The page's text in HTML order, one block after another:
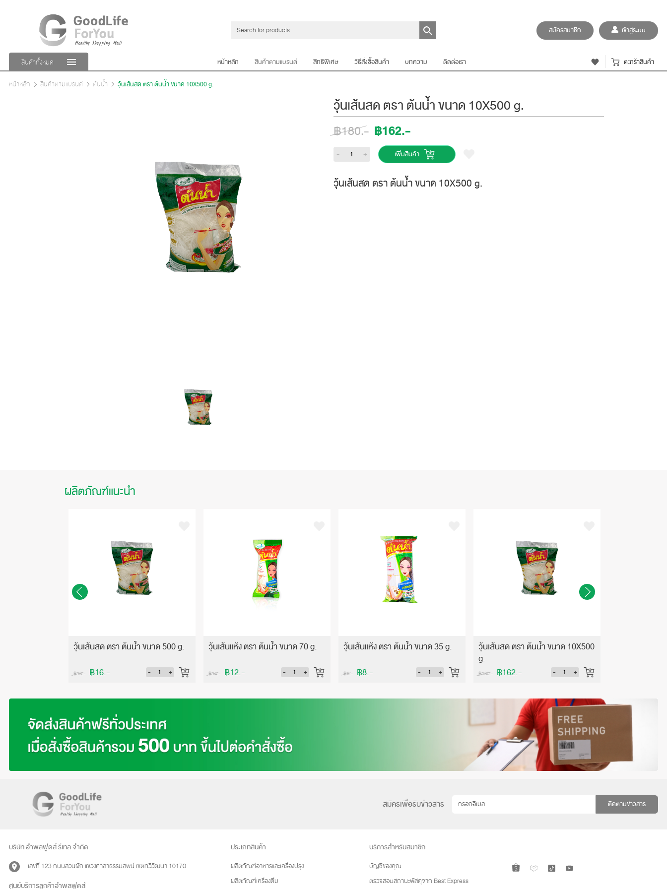
สมัครสมาชิก เข้าสู่ระบบ
สินค้าทั้งหมด หน้าหลัก สินค้าตามแบรนด์ สิทธิพิเศษ วิธีสั่งซื้อสินค้า บทความ ติดต่อเรา ตะกร้าสินค้า
หน้าหลัก สินค้าตามแบรนด์ ต้นน้ำ วุ้นเส้นสด ตรา ต้นน้ำ ขนาด 10X500 g.
วุ้นเส้นสด ตรา ต้นน้ำ ขนาด 10X500 g.
฿180.- ฿162.-
- + เพิ่มสินค้า
วุ้นเส้นสด ตรา ต้นน้ำ ขนาด 10X500 g.
ผลิตภัณฑ์แนะนำ
วุ้นเส้นสด ตรา ต้นน้ำ ขนาด 500 g.
฿18.- ฿16.- - +
วุ้นเส้นแห้ง ตรา ต้นน้ำ ขนาด 70 g.
฿14.- ฿12.- - +
วุ้นเส้นแห้ง ตรา ต้นน้ำ ขนาด 35 g.
฿9.- ฿8.- - +
วุ้นเส้นสด ตรา ต้นน้ำ ขนาด 10X500
g.
฿180.- ฿162.- - +
สมัครเพื่อรับข่าวสาร ติดตามข่าวสาร
บริษัท อำพลฟูดส์ รีเทล จำกัด
เลขที่ 123 ถนนสวนผัก แขวงศาลาธรรมสพน์ เขตทวีวัฒนา 10170
ศูนย์บริการลูกค้าอำพลฟูดส์
ประเภทสินค้า
ผลิตภัณฑ์อาหารและเครื่องปรุง
ผลิตภัณฑ์เครื่องดื่ม
บริการสำหรับสมาชิก
บัญชีของคุณ
ตรวจสอบสถานะพัสดุจาก Best Express